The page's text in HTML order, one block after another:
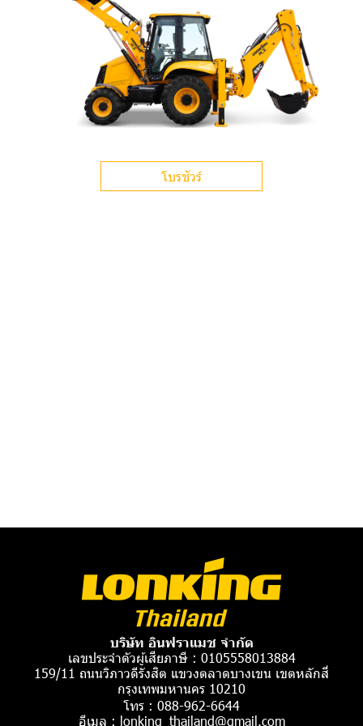
โบรชัวร์
บริษัท อินฟราแมช จำกัด
เลขประจำตัวผู้เสียภาษี : 0105558013884
159/11 ถนนวิภาวดีรังสิต แขวงตลาดบางเขน เขตหลักสี่
กรุงเทพมหานคร 10210
โทร : 088-962-6644
อีเมล : lonking_thailand@gmail.com